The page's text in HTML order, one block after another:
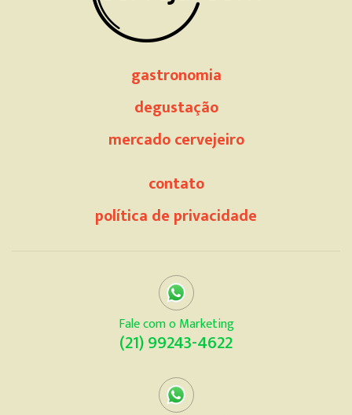
gastronomia
degustação
mercado cervejeiro
contato
política de privacidade
Fale com o Marketing
(21) 99243-4622